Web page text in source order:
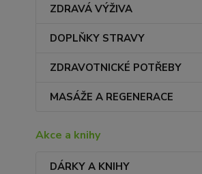
ZDRAVÁ VÝŽIVA
DOPLŇKY STRAVY
ZDRAVOTNICKÉ POTŘEBY
MASÁŽE A REGENERACE
Akce a knihy
DÁRKY A KNIHY